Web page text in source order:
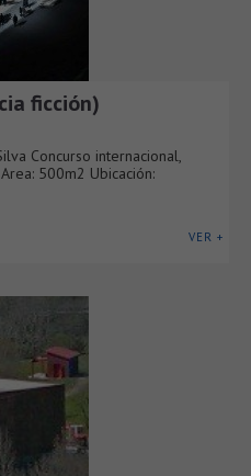
ficción)
Concurso internacional,
500m2 Ubicación:
VER +